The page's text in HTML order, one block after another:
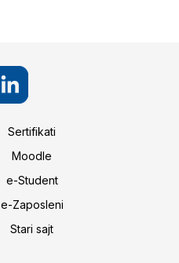
Sertifikati
Moodle
e-Student
e-Zaposleni
Stari sajt